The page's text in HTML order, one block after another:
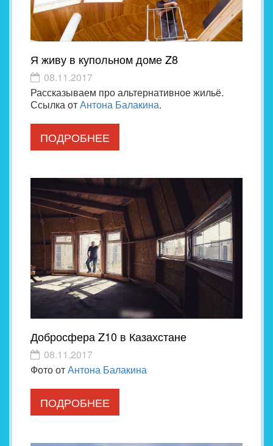
Я живу в купольном доме Z8
08.11.2017
Рассказываем про альтернативное жильё.
Ссылка отАнтона Балакина.
ПОДРОБНЕЕ
Добросфера Z10 в Казахстане
08.11.2017
Фото отАнтона Балакина
ПОДРОБНЕЕ